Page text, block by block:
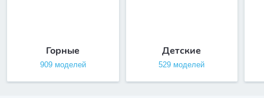
Горные
909 моделей
Детские
529 моделей